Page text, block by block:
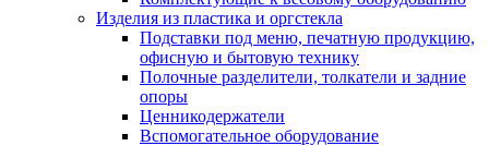
Изделия из пластика и оргстекла
Подставки под меню, печатную продукцию,
офисную и бытовую технику
Полочные разделители, толкатели и задние
опоры
Ценникодержатели
Вспомогательное оборудование